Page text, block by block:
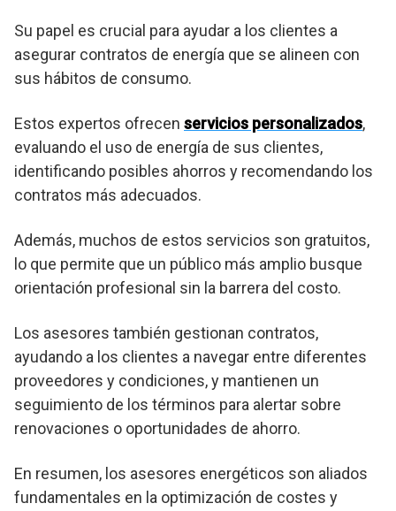
Su papel es crucial para ayudar a los clientes a
asegurar contratos de energía que se alineen con
sus hábitos de consumo.
Estos expertos ofrecen servicios personalizados,
evaluando el uso de energía de sus clientes,
identificando posibles ahorros y recomendando los
contratos más adecuados.
Además, muchos de estos servicios son gratuitos,
lo que permite que un público más amplio busque
orientación profesional sin la barrera del costo.
Los asesores también gestionan contratos,
ayudando a los clientes a navegar entre diferentes
proveedores y condiciones, y mantienen un
seguimiento de los términos para alertar sobre
renovaciones o oportunidades de ahorro.
En resumen, los asesores energéticos son aliados
fundamentales en la optimización de costes y